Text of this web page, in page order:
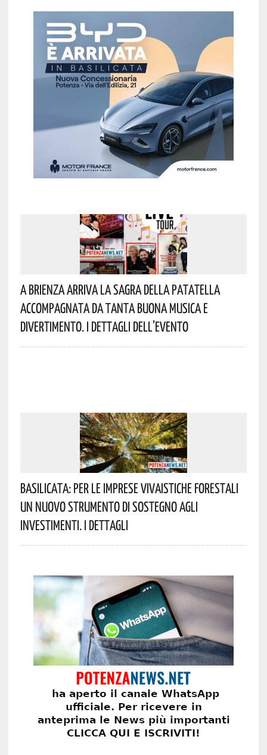
A Brienza Arriva La Sagra Della Patatella
Accompagnata Da Tanta Buona Musica E
Divertimento. I Dettagli Dell’evento
Basilicata: Per Le Imprese Vivaistiche Forestali
Un Nuovo Strumento Di Sostegno Agli
Investimenti. I Dettagli